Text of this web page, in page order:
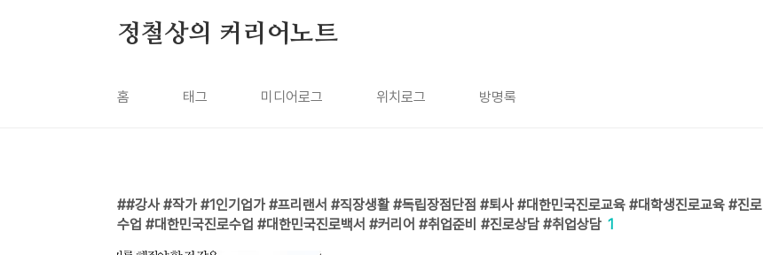
정철상의 커리어노트
홈 태그 미디어로그 위치로그 방명록
#강사 #작가 #1인기업가 #프리랜서 #직장생활 #독립장점단점 #퇴사 #대한민국진로교육 #대학생진로교육 #진로
수업 #대한민국진로수업 #대한민국진로백서 #커리어 #취업준비 #진로상담 #취업상담 1